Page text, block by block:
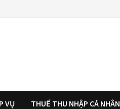
VỤ THUẾ THU NHẬP CÁ NHÂN